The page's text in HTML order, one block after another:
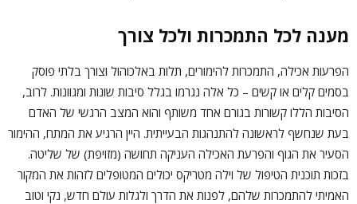
מענה לכל התמכרות ולכל צורך
הפרעות אכילה, התמכרות להימורים, תלות באלכוהול וצורך בלתי פוסק
בסמים קלים או קשים – כל אלה נגרמו בגלל סיבות שונות ומגוונות. לרוב,
הסיבות הללו קשורות בגורם אחד משותף והוא המצב הרגשי של האדם
בעת שנחשף לראשונה להתנהגות הבעייתית. היין הרגיע את המתח, ההימור
הסעיר את הגוף והפרעת האכילה העניקה תחושה (מזויפת) של שליטה.
בזכות תוכנית הטיפול של וילה מטריקס יכולים המטופלים לזהות את המקור
האמיתי להתמכרות שלהם, לפנות את הדרך ולגלות עולם חדש, נקי וטוב